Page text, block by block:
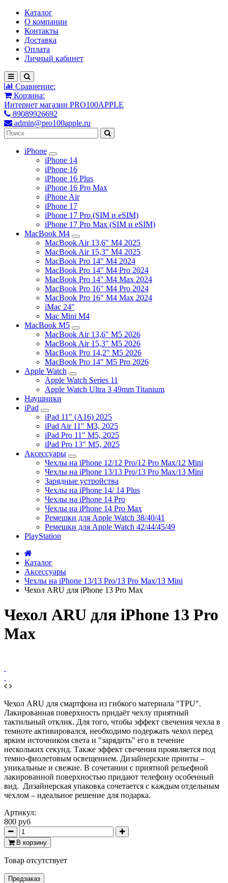
Каталог
О компании
Контакты
Доставка
Оплата
Личный кабинет
Сравнение:
Корзина:
Интернет магазин PRO100APPLE
89089926692
admin@pro100apple.ru
iPhone
iPhone 14
iPhone 16
iPhone 16 Plus
iPhone 16 Pro Max
iPhone Air
iPhone 17
iPhone 17 Pro (SIM и eSIM)
iPhone 17 Pro Max (SIM и eSIM)
MacBook M4
MacBook Air 13,6" M4 2025
MacBook Air 15,3" M4 2025
MacBook Pro 14" M4 2024
MacBook Pro 14" M4 Pro 2024
MacBook Pro 14" M4 Max 2024
MacBook Pro 16" M4 Pro 2024
MacBook Pro 16" M4 Max 2024
iMac 24"
Mac Mini M4
MacBook M5
MacBook Air 13,6" M5 2026
MacBook Air 15,3" M5 2026
MacBook Pro 14,2" M5 2026
MacBook Pro 14" M5 Pro 2026
Apple Watch
Apple Watch Series 11
Apple Watch Ultra 3 49mm Titanium
Наушники
iPad
iPad 11" (A16) 2025
iPad Air 11" M3, 2025
iPad Pro 11" M5, 2025
iPad Pro 13" M5, 2025
Аксессуары
Чехлы на iPhone 12/12 Pro/12 Pro Max/12 Mini
Чехлы на iPhone 13/13 Pro/13 Pro Max/13 Mini
Зарядные устройства
Чехлы на iPhone 14/ 14 Plus
Чехлы на iPhone 14 Pro
Чехлы на iPhone 14 Pro Max
Ремешки для Apple Watch 38/40/41
Ремешки для Apple Watch 42/44/45/49
PlayStation
Каталог
Аксессуары
Чехлы на iPhone 13/13 Pro/13 Pro Max/13 Mini
Чехол ARU для iPhone 13 Pro Max
Чехол ARU для iPhone 13 Pro
Max
Чехол ARU для смартфона из гибкого материала "TPU".
Лакированная поверхность придаёт чехлу приятный
тактильный отклик. Для того, чтобы эффект свечения чехла в
темноте активировался, необходимо подержать чехол перед
ярким источником света и "зарядить" его в течение
нескольких секунд. Также эффект свечения проявляется под
темно-фиолетовым освещением. Дизайнерские принты –
уникальные и свежие. В сочетании с приятной рельефной
лакированной поверхностью придают телефону особенный
вид. Дизайнерская упаковка сочетается с каждым отдельным
чехлом – идеальное решение для подарка.
Артикул:
800 руб
В корзину
Товар отсутствует
Предзаказ